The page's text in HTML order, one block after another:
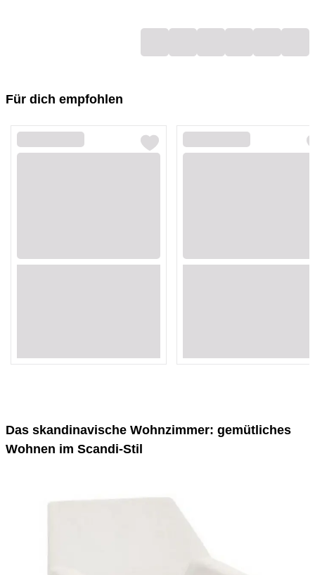
Loading...Loading...Loading...Loading...Loading...Loading...
Für dich empfohlen
Loading...
Loading...
Loading...
Loading...
Das skandinavische Wohnzimmer: gemütliches
Wohnen im Scandi-Stil